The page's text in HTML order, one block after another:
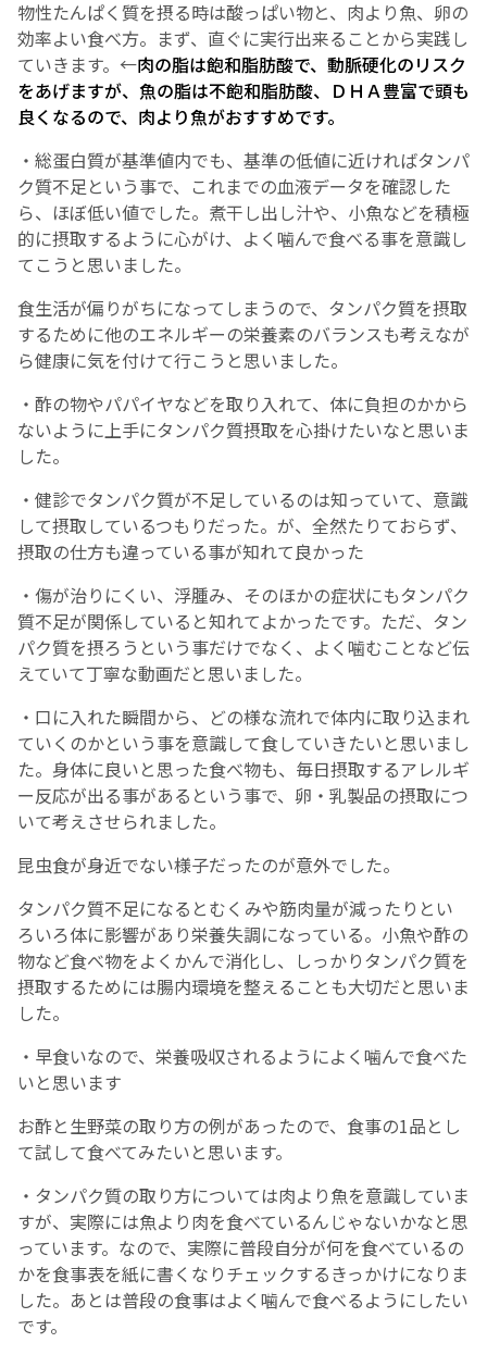
物性たんぱく質を摂る時は酸っぱい物と、肉より魚、卵の
効率よい食べ方。まず、直ぐに実行出来ることから実践し
ていきます。←肉の脂は飽和脂肪酸で、動脈硬化のリスク
をあげますが、魚の脂は不飽和脂肪酸、ＤＨＡ豊富で頭も
良くなるので、肉より魚がおすすめです。
・総蛋白質が基準値内でも、基準の低値に近ければタンパ
ク質不足という事で、これまでの血液データを確認した
ら、ほぼ低い値でした。煮干し出し汁や、小魚などを積極
的に摂取するように心がけ、よく噛んで食べる事を意識し
てこうと思いました。
食生活が偏りがちになってしまうので、タンパク質を摂取
するために他のエネルギーの栄養素のバランスも考えなが
ら健康に気を付けて行こうと思いました。
・酢の物やパパイヤなどを取り入れて、体に負担のかから
ないように上手にタンパク質摂取を心掛けたいなと思いま
した。
・健診でタンパク質が不足しているのは知っていて、意識
して摂取しているつもりだった。が、全然たりておらず、
摂取の仕方も違っている事が知れて良かった
・傷が治りにくい、浮腫み、そのほかの症状にもタンパク
質不足が関係していると知れてよかったです。ただ、タン
パク質を摂ろうという事だけでなく、よく噛むことなど伝
えていて丁寧な動画だと思いました。
・口に入れた瞬間から、どの様な流れで体内に取り込まれ
ていくのかという事を意識して食していきたいと思いまし
た。身体に良いと思った食べ物も、毎日摂取するアレルギ
ー反応が出る事があるという事で、卵・乳製品の摂取につ
いて考えさせられました。
昆虫食が身近でない様子だったのが意外でした。
タンパク質不足になるとむくみや筋肉量が減ったりとい
ろいろ体に影響があり栄養失調になっている。小魚や酢の
物など食べ物をよくかんで消化し、しっかりタンパク質を
摂取するためには腸内環境を整えることも大切だと思いま
した。
・早食いなので、栄養吸収されるようによく噛んで食べた
いと思います
お酢と生野菜の取り方の例があったので、食事の1品とし
て試して食べてみたいと思います。
・タンパク質の取り方については肉より魚を意識していま
すが、実際には魚より肉を食べているんじゃないかなと思
っています。なので、実際に普段自分が何を食べているの
かを食事表を紙に書くなりチェックするきっかけになりま
した。あとは普段の食事はよく噛んで食べるようにしたい
です。